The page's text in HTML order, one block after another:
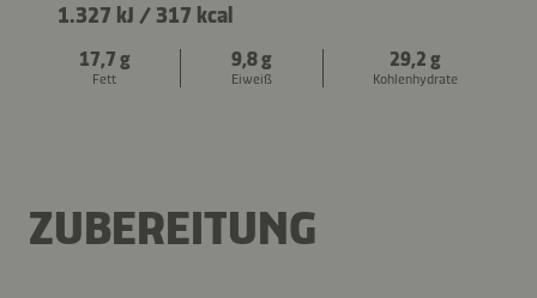
1.327 kJ / 317 kcal
17,7 g
Fett
9,8 g
Eiweiß
29,2 g
Kohlenhydrate
ZUBEREITUNG